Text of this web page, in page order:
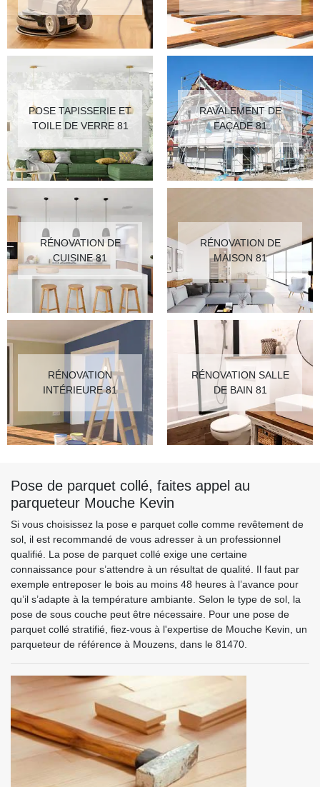
POSE TAPISSERIE ET
TOILE DE VERRE 81
RAVALEMENT DE
FAÇADE 81
RÉNOVATION DE
CUISINE 81
RÉNOVATION DE
MAISON 81
RÉNOVATION
INTÉRIEURE 81
RÉNOVATION SALLE
DE BAIN 81
Pose de parquet collé, faites appel au
parqueteur Mouche Kevin
Si vous choisissez la pose e parquet colle comme revêtement de
sol, il est recommandé de vous adresser à un professionnel
qualifié. La pose de parquet collé exige une certaine
connaissance pour s’attendre à un résultat de qualité. Il faut par
exemple entreposer le bois au moins 48 heures à l’avance pour
qu’il s’adapte à la température ambiante. Selon le type de sol, la
pose de sous couche peut être nécessaire. Pour une pose de
parquet collé stratifié, fiez-vous à l'expertise de Mouche Kevin, un
parqueteur de référence à Mouzens, dans le 81470.